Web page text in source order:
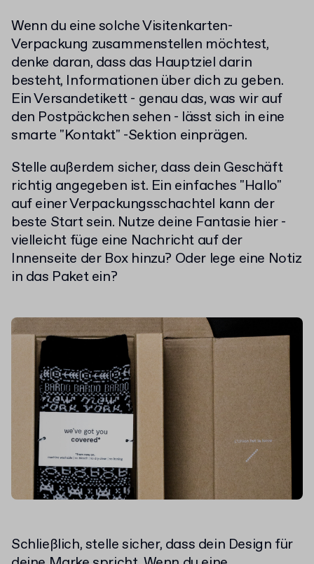
Wenn du eine solche Visitenkarten-
Verpackung zusammenstellen möchtest,
denke daran, dass das Hauptziel darin
besteht, Informationen über dich zu geben.
Ein Versandetikett - genau das, was wir auf
den Postpäckchen sehen - lässt sich in eine
smarte "Kontakt" -Sektion einprägen.
Stelle außerdem sicher, dass dein Geschäft
richtig angegeben ist. Ein einfaches "Hallo"
auf einer Verpackungsschachtel kann der
beste Start sein. Nutze deine Fantasie hier -
vielleicht füge eine Nachricht auf der
Innenseite der Box hinzu? Oder lege eine Notiz
in das Paket ein?
Schließlich, stelle sicher, dass dein Design für